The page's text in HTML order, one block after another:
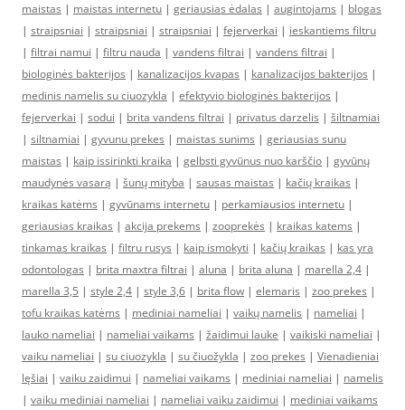
maistas | maistas internetu | geriausias ėdalas | augintojams | blogas
| straipsniai | straipsniai | straipsniai | fejerverkai | ieskantiems filtru
| filtrai namui | filtru nauda | vandens filtrai | vandens filtrai |
biologinės bakterijos | kanalizacijos kvapas | kanalizacijos bakterijos |
medinis namelis su ciuozykla | efektyvio biologinės bakterijos |
fejerverkai | sodui | brita vandens filtrai | privatus darzelis | šiltnamiai
| siltnamiai | gyvunu prekes | maistas sunims | geriausias sunu
maistas | kaip issirinkti kraika | gelbsti gyvūnus nuo karščio | gyvūnų
maudynės vasarą | šunų mityba | sausas maistas | kačių kraikas |
kraikas katėms | gyvūnams internetu | perkamiausios internetu |
geriausias kraikas | akcija prekems | zooprekės | kraikas katems |
tinkamas kraikas | filtru rusys | kaip ismokyti | kačių kraikas | kas yra
odontologas | brita maxtra filtrai | aluna | brita aluna | marella 2,4 |
marella 3,5 | style 2,4 | style 3,6 | brita flow | elemaris | zoo prekes |
tofu kraikas katėms | mediniai nameliai | vaikų namelis | nameliai |
lauko nameliai | nameliai vaikams | žaidimui lauke | vaikiski nameliai |
vaiku nameliai | su ciuozykla | su čiuožykla | zoo prekes | Vienadieniai
lęšiai | vaiku zaidimui | nameliai vaikams | mediniai nameliai | namelis
| vaiku mediniai nameliai | nameliai vaiku zaidimui | mediniai vaikams